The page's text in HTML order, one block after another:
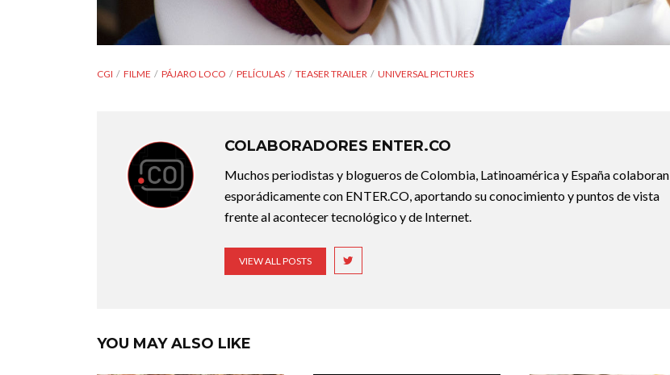
CGI FILME PÁJARO LOCO PELÍCULAS TEASER TRAILER UNIVERSAL PICTURES
COLABORADORES ENTER.CO
Muchos periodistas y blogueros de Colombia, Latinoamérica y España colaboran
esporádicamente con ENTER.CO, aportando su conocimiento y puntos de vista
frente al acontecer tecnológico y de Internet.
VIEW ALL POSTS
YOU MAY ALSO LIKE